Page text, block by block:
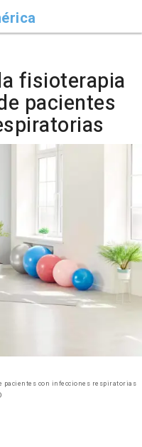
fisioterapia
pacientes
pacientes con infecciones respiratorias